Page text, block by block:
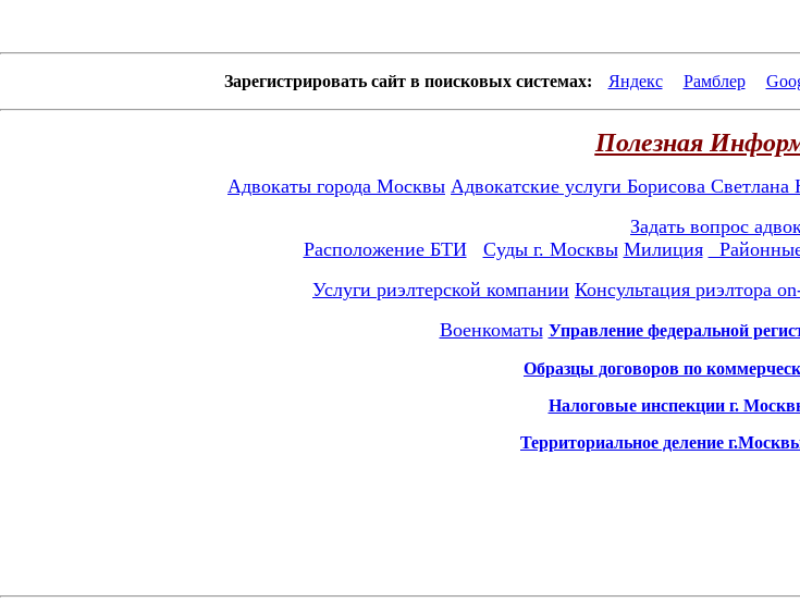
Зарегистрировать сайт в поисковых системах: Яндекс Рамблер
Полезная
Адвокаты города Москвы Адвокатские услуги Борисова
Задать вопрос
Расположение БТИ
Суды г. Москвы Милиция
Услуги риэлтерской компании Консультация риэлтора
Военкоматы Управление федеральной
Образцы договоров по
Налоговые инспекции г.
Территориальное деление